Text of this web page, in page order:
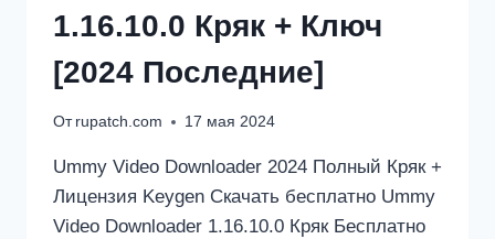
1.16.10.0 Кряк + Ключ
[2024 Последние]
От rupatch.com 17 мая 2024
Ummy Video Downloader 2024 Полный Кряк +
Лицензия Keygen Скачать бесплатно Ummy
Video Downloader 1.16.10.0 Кряк Бесплатно